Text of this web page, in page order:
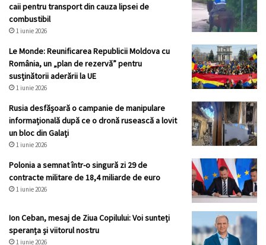
caii pentru transport din cauza lipsei de
combustibil
1 iunie 2026
Le Monde: Reunificarea Republicii Moldova cu
România, un „plan de rezervă” pentru
susținătorii aderării la UE
1 iunie 2026
Rusia desfășoară o campanie de manipulare
informațională după ce o dronă rusească a lovit
un bloc din Galaţi
1 iunie 2026
Polonia a semnat într-o singură zi 29 de
contracte militare de 18,4 miliarde de euro
1 iunie 2026
Ion Ceban, mesaj de Ziua Copilului: Voi sunteți
speranța și viitorul nostru
1 iunie 2026